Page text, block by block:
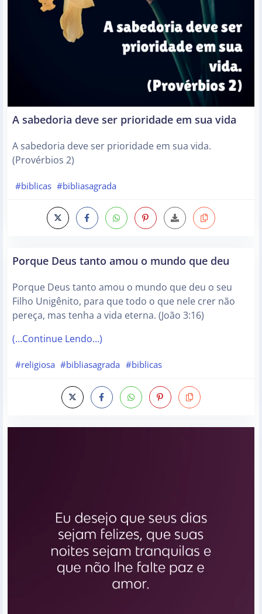
A sabedoria deve ser prioridade em sua vida
A sabedoria deve ser prioridade em sua vida.
(Provérbios 2)
#biblicas #bibliasagrada
Porque Deus tanto amou o mundo que deu
Porque Deus tanto amou o mundo que deu o seu
Filho Unigênito, para que todo o que nele crer não
pereça, mas tenha a vida eterna. (João 3:16)
(…Continue Lendo…)
#religiosa #bibliasagrada #biblicas